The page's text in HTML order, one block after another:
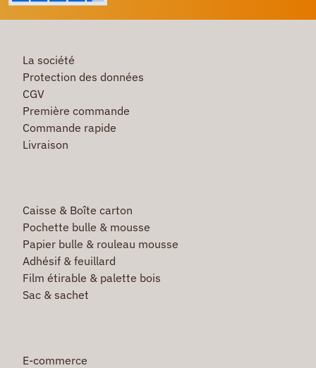
La société
Protection des données
CGV
Première commande
Commande rapide
Livraison
Caisse & Boîte carton
Pochette bulle & mousse
Papier bulle & rouleau mousse
Adhésif & feuillard
Film étirable & palette bois
Sac & sachet
E-commerce